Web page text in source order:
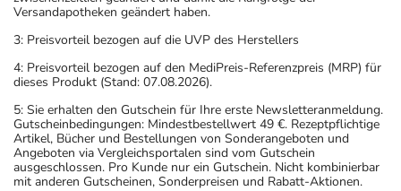
Versandapotheken geändert haben.
3: Preisvorteil bezogen auf die UVP des Herstellers
4: Preisvorteil bezogen auf den MediPreis-Referenzpreis (MRP) für
dieses Produkt (Stand: 07.08.2026).
5: Sie erhalten den Gutschein für Ihre erste Newsletteranmeldung.
Gutscheinbedingungen: Mindestbestellwert 49 €. Rezeptpflichtige
Artikel, Bücher und Bestellungen von Sonderangeboten und
Angeboten via Vergleichsportalen sind vom Gutschein
ausgeschlossen. Pro Kunde nur ein Gutschein. Nicht kombinierbar
mit anderen Gutscheinen, Sonderpreisen und Rabatt-Aktionen.